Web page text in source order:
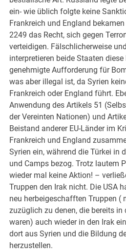
ein- wie üblich folgte keine
Frankreich und England
2249 das Recht, sich gegen
verteidigen. Fälschlicherweise
interpretieren beide Staaten
genehmigte Aufforderung für
was aber illegal ist, da Syrien
Frankreich oder England führt.
Anwendung des Artikels 51
der Vereinten Nationen) und
Beistand anderer EU-Länder im
Frankreich und England
Syrien ein, während die Türkei in
und Camps bezog. Trotz lautem
wieder mal keine Aktion! –
Truppen den Irak nicht. Die USA
neu herbeigeschafften Truppen (
zuzüglich zu denen, die bereits in
waren) auch wieder in den Irak
dort aus Syrien und die Bildung
herzustellen.